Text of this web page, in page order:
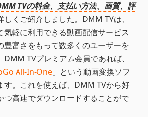
TVの料金、支払い方法、画質、評
しくご紹介しました。DMM TVは、
気軽に利用できる動画配信サービス
豊富さをもって数多くのユーザーを
TVプレミアム会員であれば、
All-In-One 」という動画変換ソフ
す。これを使えば、DMM TVから好
つ高速でダウンロードすることがで